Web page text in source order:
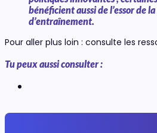
bénéficient aussi de l’essor de
d’entraînement.
Pour aller plus loin : consulte les
Tu peux aussi consulter :